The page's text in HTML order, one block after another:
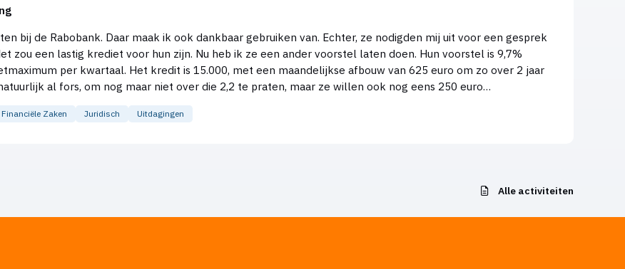
bij de Rabobank. Daar maak ik ook dankbaar gebruiken van. Echter, ze nodigden mij uit voor een gesprek
lastig krediet voor hun zijn. Nu heb ik ze een ander voorstel laten doen. Hun voorstel is 9,7%
per kwartaal. Het kredit is 15.000, met een maandelijkse afbouw van 625 euro om zo over 2 jaar
niet meer ondersteunen? Ik
Financiële Zaken Juridisch Uitdagingen
Alle activiteiten